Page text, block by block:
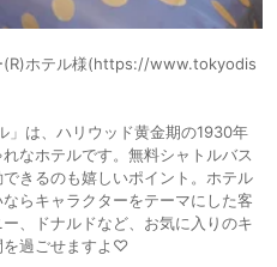
(R)ホテル様(https://www.tokyodis
」は、ハリウッド黄金期の1930年
なホテルです。無料シャトルバス
きるのも嬉しいポイント。ホテル
らキャラクターをテーマにした客
、ドナルドなど、お気に入りのキ
を過ごせますよ♡